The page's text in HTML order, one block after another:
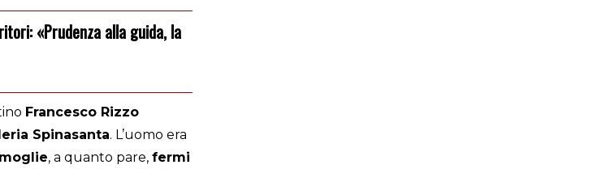
«Prudenza alla guida, la
Francesco Rizzo
Spinasanta. L’uomo era
, a quanto pare, fermi